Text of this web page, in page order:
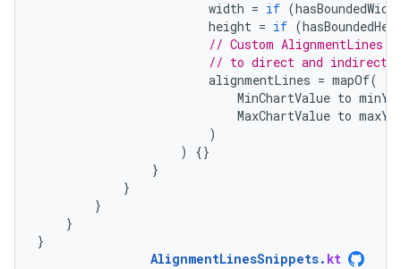
width = if (
height = if (
// Custom AlignmentLines
// to direct and indirect
alignmentLines = mapOf(
MinChartValue to
MaxChartValue to
)
)
{}
}
}
}
}
}
AlignmentLinesSnippets. kt